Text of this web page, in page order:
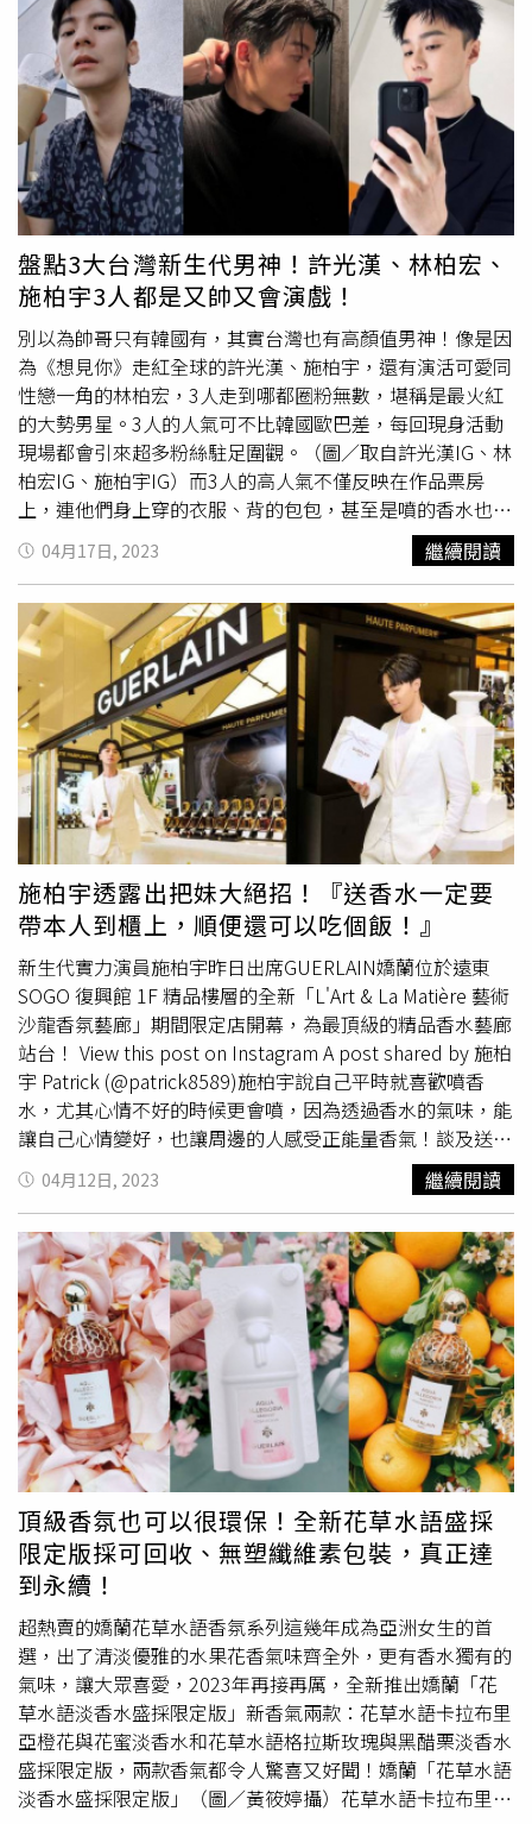
品牌提供） 5. 雅詩蘭黛 2024新春限定系列《特潤超導全方
位修護露》雅詩蘭黛2024年一開年就推出年節限定明星商
品，別出心裁的喜氣紅瓶搭配精美金雕設計，以「祥龍獻
瑞」為設計靈感，讓最強小棕家族兩大明星—NO.1修護精
華霸主#小棕瓶《特潤超導全方位修護露》及眼周全能專家#
小棕眼《特潤全能修護亮眼霜》，攜手換上最有年味的紅色
新衣，讓你新的一年龍光煥發，好運龍總來！而《特潤全能
修護亮眼霜限定版》今年只送不賣唷！這是雅詩蘭黛寵愛黑
鑽級尊榮會員，獨家獻上只送不賣《特潤全能修護亮眼霜限
定版》，回櫃領取貴賓尊寵「祥龍獻瑞禮盒」即可獲得！<
肌膚之鑰 新春限量>光采禮盒 精華1+1組/19,000元：購買
精萃光采激光晶露50mL(光之永恆限量版)+塑妍逆引煥活菁
萃40mL可獲 潔顏雙品組 (正貨: 含潔膚水75mL+柔潤潔膚皂
40mL)+防護精華乳 125mL (正貨) +逆齡煥活眼霜2Ml。 光
采禮盒 精華1+1組 獨家加碼精美贈禮 -景泰藍隨身鏡（圖／
品牌提供）
分享關鍵KEYWORD：透明感X小細閃X彩度降低，軒老師使
用的「晶巧霓光眼彩盒EX37 Meteor Night」，建議可先用
眼盤最深色打輪廓，再搭配其他亮片色即可打造可甜可辣的
大地色眼妝。LUNSASOL晶巧霓光眼彩盒EX37 Meteor
Night/2,250元。（圖／黃筱婷攝）TOM FORD也推出太陽
輕吻香檳限量 高級訂製四格眼盤 #01 冬日光芒，霧面與奢
光質地的融合，一盤就能夠創造立體妝效。擁有絲滑的天鵝
絨質地、高顯色度，新手也可以輕鬆暈染。TOM FORD太陽
輕吻香檳限量 高級訂製四格眼盤 #01冬日光芒/3,700元（圖
／品牌提供）2.輕透到像沒畫的白皙底妝超級輕透的底妝關
鍵就是要一款適合秋冬的底妝，讓你整個人帶有保濕感的潤
澤度，然後很輕薄，再輕輕刷上蜜粉就完成粉嫩感，另外建
議可以刷上帶有粉色系的蜜粉彩，展現淡淡好氣色！ View
this post on Instagram A post shared by 박보영
ParkBoYoung (@boyoung0212_official)LUNASOL推出耶
誕限量的星燦光漾亮顏餅，打開後是由極細的大理石花紋組
成的4種色彩，交融出亮燦氣色感，輕鬆層層疊擦也不會覺
得厚重，超級自然有好氣色。LUNASOL星燦光漾亮顏餅
EX01/2,350元（圖／品牌提供）另外，也可以用嬌蘭的暢
銷產品幻彩流星蜜粉球，全新推出聖誕的奇幻珍獸系列外包
#02，能完美襯托妳的膚色，輕輕刷上肌膚，氣色立馬變好
又有透明度！GUERLAIN限量款幻彩流星蜜粉球(奇幻珍獸
限定版) （圖／黃筱婷攝）還有一個最強的秋冬底妝技巧，
不僅底妝自然透亮有光澤，更重要的是遮瑕度、持妝度絲毫
不減，TOM FORD推出全新最上鏡奢華亮彩校色膏，號稱臉
部調色筆，打造「柔裡透亮」高級奢光妝。裡頭添加護膚成
分的保濕校色產品，可巧妙地反射光線、強化肌膚光澤。有
修飾膚色效果的的蜜桃色素粒子，完美校正膚色、凸顯臉部
輪廓，讓臉龐肌膚光滑，立體有光。TOM FORD全新最上鏡
奢華亮彩校色膏 #臉部調色筆2,950元（圖／黃筱婷攝）3.裸
色唇膏就是YOUNG關鍵朴寶英的唇妝一直以來都是玫瑰裸
色系，整體讓她看起來就像是個妝很淡的學生妹，年末佳
節，法國嬌蘭明星珠寶唇膏Rouge G紅寶之吻系列推出2款
全新「奇幻珍獸限定版」獨家彩殼，搭配全新彩殼的是新3
種色號唇膏。除了經典會有的紅色系N°234 Roaring Red，
全霧面亮紅色；N°521 Flamingo Pink，你可以試試很接近
朴寶英的輕盈粉嫩色，經典絲絨霧面質地，讓你立馬年輕五
歲。圖說：嬌蘭Rouge G紅寶之吻系列推出2款全新「奇幻
珍獸限定版」獨家彩殼，限量外殼一是GLITTERY TIGER，
虎斑天鵝絨，上有霓光細粉；二是FELINE FANTASY，大膽
的綠黑相間豹紋花樣。（圖／黃筱婷攝、品牌提供）4.復古
捲瀏海朴寶英在韓劇《精神病房也會迎來清晨》中特別設計
了復古捲髮增添不少亮點，平時上班綁了低馬尾的她，刻意
在前瀏海兩側處保留大弧度捲度，不但完美修飾臉型，也能
讓圓潤的臉蛋變得修長！ View this post on Instagram A
post shared by 박보영 ParkBoYoung
(@boyoung0212_official)
於香氛也很有自己的想法。他們說清新清淡，帶有大自然的
香氣是他們最喜歡的氣味，像是嬌蘭花草水語香氛系列每一
瓶都很有特色又清新，非常適合夏天！今年春夏推出最新三
款「盛採限定版」限量香氛。讓人聞到很舒服。（圖／品牌
提供）另外所有Ozone團員們也都說：「花草水語系列真的
聞起來很清新，如同親臨大自然的感覺，但自然氣息中又保
有獨特的個性，既好親近卻又有鮮明的態度。」每個團員喜
歡的香氣也不太一樣，文廷說自己喜歡花果香調，運動完會
噴；而煥鈞則偏好果香調，除了自己覺得舒服，身邊人大部
分也喜歡自然的香氣！哲言說，他通常噴香水就會噴全身，
要讓大家知道這就是他還有他喜歡的香味。除了專注於舞台
表現外，Ozon也關心永續議題，邀請粉絲一同響應環保永
續與保育蜜蜂。花草水語系列採用植物酒精配方，以高度自
然來源成分完整體現嬌蘭的永續創新，香氣各具特色，瓶身
採用可回收玻璃製成並可補充續裝，在年輕世代喜愛以氣味
展現個人特色之餘，同時也能愛地球、為環境保護盡一份心
力。（圖／品牌提供）這次2023法國嬌蘭「BEE GARDEN
用愛盛採 世界花園」，從6/9起至7/30於全台巡迴舉辦，以
花草水語香氛作為主題，同時在快閃電更有明星保養皇家蜂
王乳系列及夏日妝容必備KISSKISS法式之吻唇膏讓你試用，
除了到現場噴香，可以拍出超美網美照唷！（圖／品牌提
供）
盤點3大台灣新生代男神！許光漢、林柏宏、
施柏宇3人都是又帥又會演戲！
別以為帥哥只有韓國有，其實台灣也有高顏值男神！像是因
為《想見你》走紅全球的許光漢、施柏宇，還有演活可愛同
性戀一角的林柏宏，3人走到哪都圈粉無數，堪稱是最火紅
的大勢男星。3人的人氣可不比韓國歐巴差，每回現身活動
現場都會引來超多粉絲駐足圍觀。（圖／取自許光漢IG、林
柏宏IG、施柏宇IG）而3人的高人氣不僅反映在作品票房
上，連他們身上穿的衣服、背的包包，甚至是噴的香水也引
發話題討論帶動買氣，可說是最新帶貨王代表！像是施柏宇
最近愛上的「藝術沙龍靜日沉思淡香精」，是用白麝香與橙
花打造出非常乾淨、柔軟、舒服的味道，讓施柏宇直稱是一
種很chill的香味，搭配純白色的西服套裝，就像是白馬王子
一樣，女生們一定要買來送男友才行>///<。被施柏宇大力
稱讚的「藝術沙龍靜日沉思淡香精」，清新舒服的氣味其實
男女都很適合。（圖／吳雅鈴攝）而施柏宇愛用的這款香
精，其實是出自於法國嬌蘭的藝術沙龍高訂香氛系列，以往
都僅限於VIP活動及嬌蘭線上旗艦店販售，為了帶給香迷們
可以親身體驗的獨一無二高訂香氛服務，特別於SOGO復興
館開設「法國嬌蘭藝術沙龍香氛藝廊」期間限定精品店，為
期至2023年8月31日，不但有提供「頂級尊寵法式服務」、
「藝術沙龍50ml精選香氛」，還有法式禮盒包裝及客製化
瓶身服務等，歡迎大家跟隨施柏宇的腳步一起來聞香。「
國嬌蘭藝術沙龍香氛藝廊」期間限定精品店@SOGO復興
館。（圖／吳雅鈴攝）而擔任迪奧香水大使的林柏宏則說自
己最喜歡「迪奧曠野之心淡香水」之外，也很推薦女生噴上
「Miss Dior花漾迪奧淡香水」，淡雅花香溫柔又自信。
View this post on Instagram A post shared by Austin Lin
林柏宏 (@austinlin27)
04月17日, 2023 繼續閱讀
施柏宇透露出把妹大絕招！『送香水一定要
帶本人到櫃上，順便還可以吃個飯！』
新生代實力演員施柏宇昨日出席GUERLAIN嬌蘭位於遠東
SOGO 復興館 1F 精品樓層的全新「L'Art & La Matière 藝術
沙龍香氛藝廊」期間限定店開幕，為最頂級的精品香水藝廊
站台！ View this post on Instagram A post shared by 施柏
宇 Patrick (@patrick8589)施柏宇說自己平時就喜歡噴香
水，尤其心情不好的時候更會噴，因為透過香水的氣味，能
讓自己心情變好，也讓周邊的人感受正能量香氣！談及送女
生禮物會送香水嗎？會挑什麼樣的香氛？他說：『我自己的
小技巧是，送香水一定要帶女生到現場試聞，因為香水非常
個人，萬一對方不喜歡，就不好了，而且還可以藉此了解彼
此喜好，更可以順便去吃個飯(笑)！』此話一出，大家都覺
得施柏宇太高竿了！問到自己最喜歡的香水時，施柏宇說他
比較喜歡偏木質調的香氣，今天噴的就是GUERLAIN嬌蘭的
「藝術沙龍靜日沉思淡香精」，施柏宇說：『這支香水讓我
感覺到非常舒服CHILL！了解到這瓶香水背後的意義更喜歡
它，據說是以舉世聞名的法國雕塑家羅丹的作品《吻》為靈
感，透過白麝香與橙花打造出非常乾淨、柔軟、舒服的味
道，純粹的香氣，猶如簡潔的白色裝束，不用過於矯飾一樣
充滿態度。」另外，施柏宇也推薦「藝術沙龍 綠野悸動淡
香精」:「這款混合了柑橘、清新草本、還有麝香，是一款
既紓壓又有活力的香氛，適合各種場合，無非男女，相信你
們噴了都會喜歡~」。此外，施柏宇還加碼推薦「藝術沙龍
迷夜橙花淡香精」，他說這款香氣非常特別，強調以白色花
香與煙熏茶香調和，所創造出的明亮、黑白對比，猶如戲劇
一般充滿張力，完全把香水層次帶到不同的境界。（圖／品
牌提供）法國嬌蘭 「藝術沙龍香氛藝廊」期間限定精品店，
為期至 2023 年 8 月 31 日，共推出 21 款香氛、 4 款私密時
光香氛、4 款芳香潔手露及潤膚乳，以及多款香氛蠟燭及室
內擴香，可以完整呈現從個人到居家的香氛層疊。期間限定
精品店更首次推出50ml size的高訂香氛系列，讓你更容易
04月12日, 2023 繼續閱讀
頂級香氛也可以很環保！全新花草水語盛採
限定版採可回收、無塑纖維素包裝，真正達
到永續！
超熱賣的嬌蘭花草水語香氛系列這幾年成為亞洲女生的首
選，出了清淡優雅的水果花香氣味齊全外，更有香水獨有的
氣味，讓大眾喜愛，2023年再接再厲，全新推出嬌蘭「花
草水語淡香水盛採限定版」新香氣兩款：花草水語卡拉布里
亞橙花與花蜜淡香水和花草水語格拉斯玫瑰與黑醋栗淡香水
盛採限定版，兩款香氣都令人驚喜又好聞！嬌蘭「花草水語
淡香水盛採限定版」（圖／黃筱婷攝）花草水語卡拉布里亞